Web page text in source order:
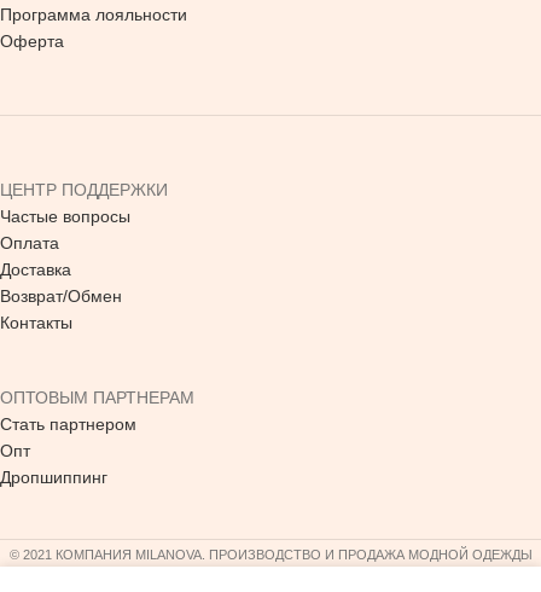
Программа лояльности
Оферта
ЦЕНТР ПОДДЕРЖКИ
Частые вопросы
Оплата
Доставка
Возврат/Обмен
Контакты
ОПТОВЫМ ПАРТНЕРАМ
Стать партнером
Опт
Дропшиппинг
© 2021 КОМПАНИЯ MILANOVA. ПРОИЗВОДСТВО И ПРОДАЖА МОДНОЙ ОДЕЖДЫ